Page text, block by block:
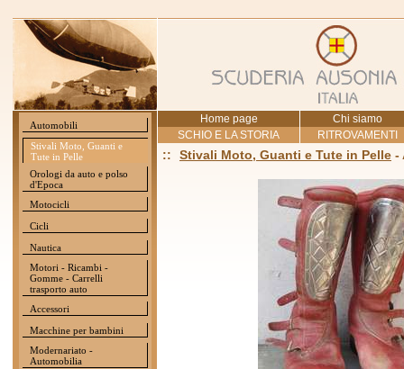
Automobili
Stivali Moto, Guanti e
Tute in Pelle
Orologi da auto e polso
d'Epoca
Motocicli
Cicli
Nautica
Motori - Ricambi -
Gomme - Carrelli
trasporto auto
Accessori
Macchine per bambini
Modernariato -
Automobilia
Home page
Chi siamo
SCHIO E LA STORIA
RITROVAMENTI
:: Stivali Moto, Guanti e Tute in Pelle -